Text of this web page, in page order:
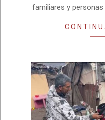
familiares y